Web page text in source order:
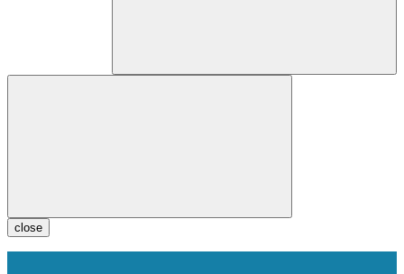
close